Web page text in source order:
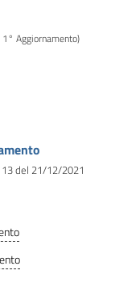
Aggiornamento)
del 21/12/2021